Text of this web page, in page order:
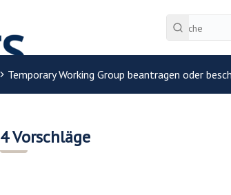
Temporary Working Group beantragen oder
4 Vorschläge